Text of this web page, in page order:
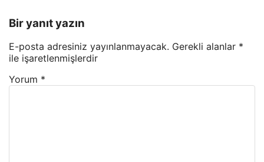
Bir yanıt yazın
E-posta adresiniz yayınlanmayacak. Gerekli alanlar *
ile işaretlenmişlerdir
Yorum *